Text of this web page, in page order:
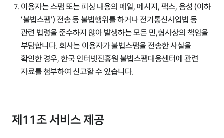
이용자는 스팸 또는 피싱 내용의 메일, 메시지, 팩스, 음성 (이하
‘불법스팸’) 전송 등 불법행위를 하거나 전기통신사업법 등
관련 법령을 준수하지 않아 발생하는 모든 민,형사상의 책임을
부담합니다. 회사는 이용자가 불법스팸을 전송한 사실을
확인한 경우, 한국 인터넷진흥원 불법스팸대응센터에 관련
자료를 첨부하여 신고할 수 있습니다.
제11조 서비스 제공